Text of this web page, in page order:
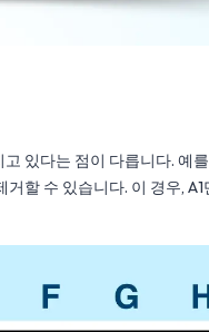
있다는 점이 다릅니다. 예
할 수 있습니다. 이 경우,